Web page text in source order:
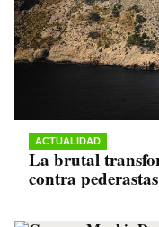
ACTUALIDAD
La brutal
contra pederastas